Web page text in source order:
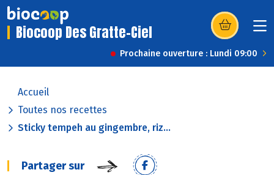
Biocoop Des Gratte-Ciel (s’ouvre dans
Prochaine ouverture : Lundi 09:00
Accueil
Toutes nos recettes
Sticky tempeh au gingembre, riz...
Partager sur